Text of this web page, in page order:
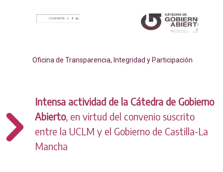
Oficina de Transparencia, Integridad y Participación
Intensa actividad de la Cátedra de Gobierno
Abierto, en virtud del convenio suscrito
entre la UCLM y el Gobierno de Castilla-La
Mancha